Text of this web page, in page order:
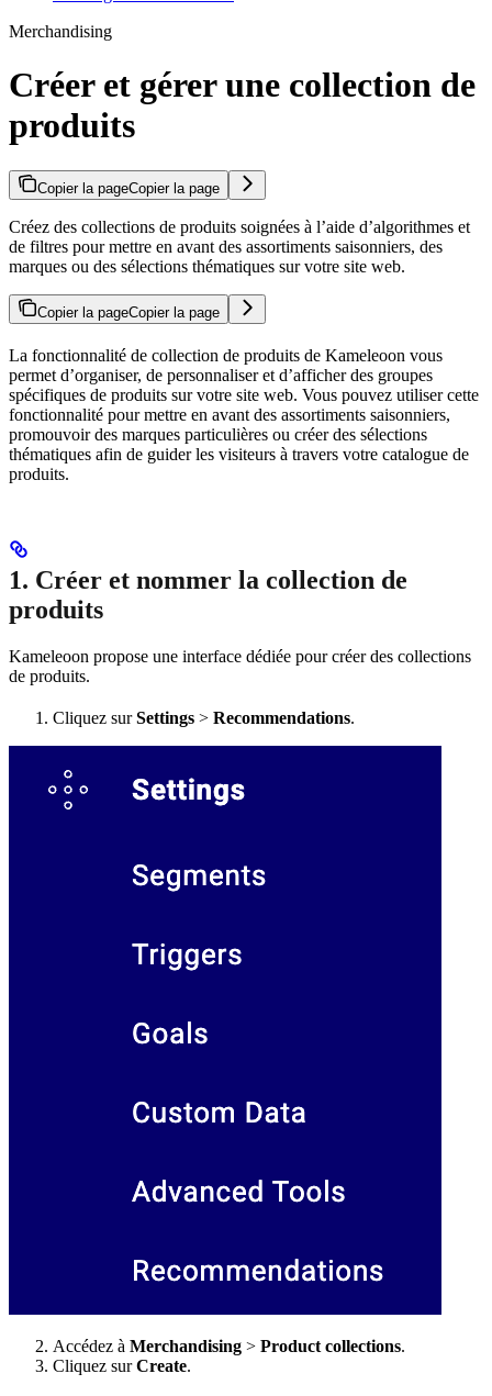
Merchandising
Créer et gérer une collection de
produits
Copier la pageCopier la page
Créez des collections de produits soignées à l’aide d’algorithmes et
de filtres pour mettre en avant des assortiments saisonniers, des
marques ou des sélections thématiques sur votre site web.
Copier la pageCopier la page
La fonctionnalité de collection de produits de Kameleoon vous
permet d’organiser, de personnaliser et d’afficher des groupes
spécifiques de produits sur votre site web. Vous pouvez utiliser cette
fonctionnalité pour mettre en avant des assortiments saisonniers,
promouvoir des marques particulières ou créer des sélections
thématiques afin de guider les visiteurs à travers votre catalogue de
produits.
1. Créer et nommer la collection de
produits
Kameleoon propose une interface dédiée pour créer des collections
de produits.
Cliquez surSettings > Recommendations.
Accédez à Merchandising > Product collections.
Cliquez surCreate.